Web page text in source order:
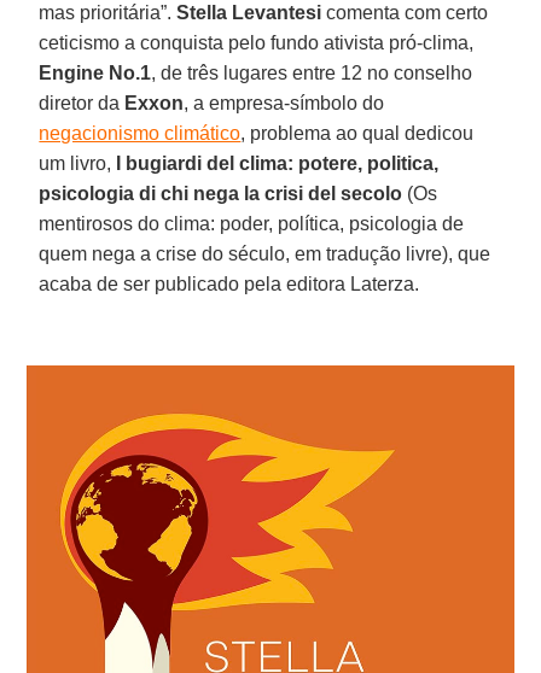
mas prioritária”.Stella Levantesi comenta com certo
ceticismo a conquista pelo fundo ativista pró-clima,
Engine No.1, de três lugares entre 12 no conselho
diretor da Exxon, a empresa-símbolo do
negacionismo climático, problema ao qual dedicou
um livro, I bugiardi del clima: potere, politica,
psicologia di chi nega la crisi del secolo (Os
mentirosos do clima: poder, política, psicologia de
quem nega a crise do século, em tradução livre), que
acaba de ser publicado pela editora Laterza.